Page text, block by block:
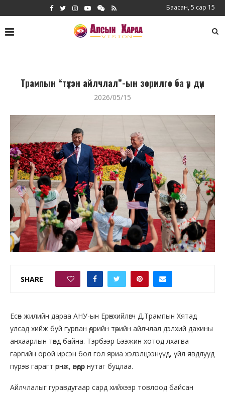
Баасан, 5 сар 15
Трампын “түүхэн айлчлал”-ын зорилго ба үр дүн
2026/05/15
SHARE
Есөн жилийн дараа АНУ-ын Ерөнхийлөгч Д.Трампын Хятад
улсад хийж буй гурван өдрийн төрийн айлчлал дэлхий дахины
анхаарлын төвд байна. Тэрбээр Бээжин хотод лхагва
гаргийн орой ирсэн бол гол яриа хэлэлцээнүүд, үйл явдлууд
пүрэв гарагт өрнөж, өнөөдөр нутаг буцлаа.
Айлчлалыг гуравдугаар сард хийхээр товлоод байсан